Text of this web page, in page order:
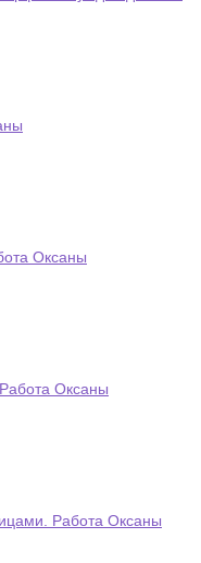
Оксаны
Оксаны
Работа Оксаны